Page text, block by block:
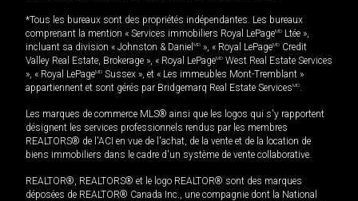
*Tous les bureaux sont des propriétés indépendantes. Les bureaux
comprenant la mention « Services immobiliers Royal LePageMD Ltée »,
incluant sa division « Johnston & Daniel MD », « Royal LePageMD Credit
Valley Real Estate, Brokerage », « Royal LePageMD West Real Estate Services
», « Royal LePageMD Sussex », et « Les immeubles Mont-Tremblant »
appartiennent et sont gérés par Bridgemarq Real Estate ServicesMD.
Les marques de commerce MLS® ainsi que les logos qui s'y rapportent
désignent les services professionnels rendus par les membres
REALTORS® de l'ACI en vue de l'achat, de la vente et de la location de
biens immobiliers dans le cadre d'un système de vente collaborative.
REALTOR®, REALTORS® et le logo REALTOR® sont des marques
déposées de REALTOR® Canada Inc., une compagnie dont la National